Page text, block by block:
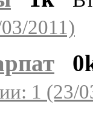
2011)
1 (23/